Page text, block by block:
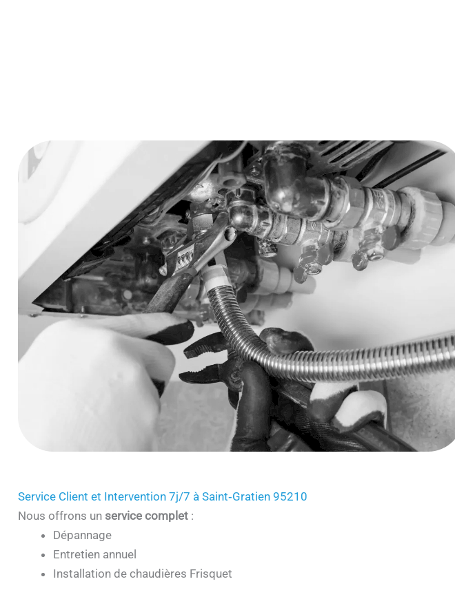
Service Client et Intervention 7j/7 à Saint‑Gratien 95210
Nous offrons un service complet:
Dépannage
Entretien annuel
Installation de chaudières Frisquet